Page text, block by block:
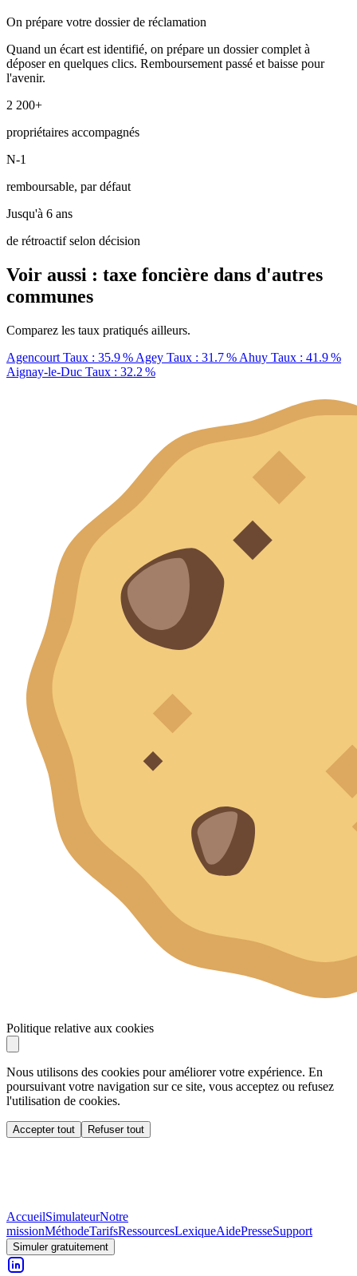
On prépare votre dossier de réclamation
Quand un écart est identifié, on prépare un dossier complet à
déposer en quelques clics. Remboursement passé et baisse pour
l'avenir.
2 200+
propriétaires accompagnés
N-1
remboursable, par défaut
Jusqu'à 6 ans
de rétroactif selon décision
Voir aussi : taxe foncière dans d'autres
communes
Comparez les taux pratiqués ailleurs.
Agencourt Taux : 35.9 % Agey Taux : 31.7 % Ahuy Taux : 41.9 %
Aignay-le-Duc Taux : 32.2 %
Politique relative aux cookies
Nous utilisons des cookies pour améliorer votre expérience. En
poursuivant votre navigation sur ce site, vous acceptez ou refusez
l'utilisation de cookies.
Accepter tout Refuser tout
AccueilSimulateurNotre
missionMéthodeTarifsRessourcesLexiqueAidePresseSupport
Simuler gratuitement